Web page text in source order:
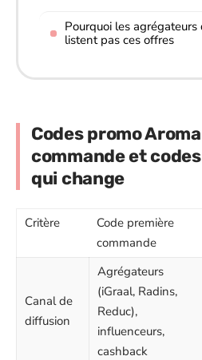
Pourquoi les
listent pas ces offres
Codes promo
commande et
qui change
Critère
Code première
commande
Canal de
diffusion
Agrégateurs
(iGraal, Radins,
Reduc),
influenceurs,
cashback